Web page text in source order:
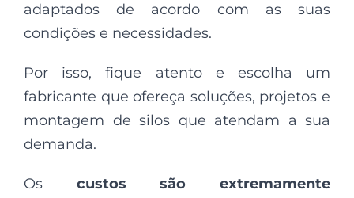
adaptados de acordo com as suas
condições e necessidades.
Por isso, fique atento e escolha um
fabricante que ofereça soluções, projetos e
montagem de silos que atendam a sua
demanda.
Os custos são extremamente